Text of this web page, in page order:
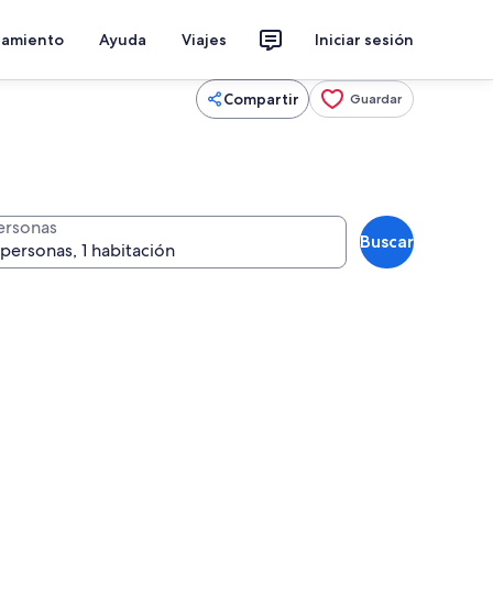
Ayuda Viajes Iniciar sesión
Compartir Guardar
Buscar